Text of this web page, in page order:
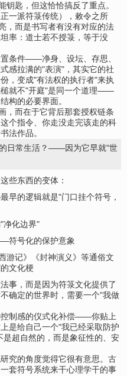
钥匙，但这恰恰搞反了重点。
一派符箓传统），敕令之所
，而是书写者有没有对应的法
率：道士若不授箓，等于没
条件——净身、设坛、存思、
感拉满的"表演"，其实它的社
，变成"有法权的执行者"来执
槌就不"开庭"是同一个道理——
构的必要界面。
，而在于它背后那套授权链条
个指令、你走没走完该走的科
法作品。
日常生活？——因为它早就"世
些东西的变体：
的逻辑就是"门口挂个符号，
化边界"
符号化的保护意象
游记》《封神演义》等通俗文
文化梗
事，而是因为符箓文化提供了
确定的世界时，需要一个"我做
控制感的仪式化补偿——你贴上
是给自己一个"我已经采取防护
超自然的，而是象征性的、安
究的角度觉得它很有意思。古
套符号系统来干心理学干的事